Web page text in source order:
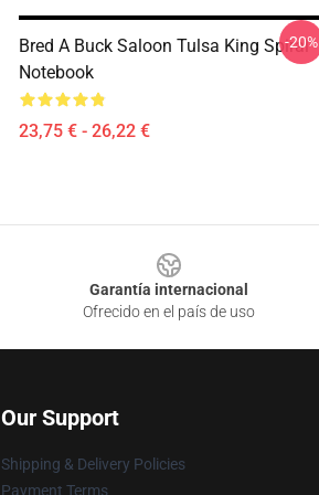
Bred A Buck Saloon Tulsa King Spiral
Notebook
23,75 € - 26,22 €
-20%
Garantía internacional
Ofrecido en el país de uso
Our Support
Shipping & Delivery Policies
Payment Terms